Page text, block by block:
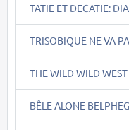
TATIE ET DECATIE:
TRISOBIQUE NE VA
THE WILD WILD
BÊLE ALONE